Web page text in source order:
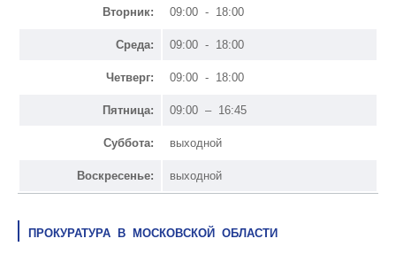
Вторник: 09:00 - 18:00
Среда: 09:00 - 18:00
Четверг: 09:00 - 18:00
Пятница: 09:00 – 16:45
Суббота: выходной
Воскресенье: выходной
ПРОКУРАТУРА В МОСКОВСКОЙ ОБЛАСТИ